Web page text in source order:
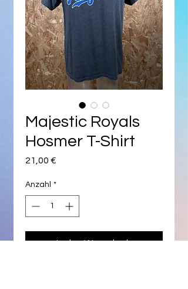
Majestic Royals
Hosmer T-Shirt
21,00 €
Anzahl *
In den Warenkorb